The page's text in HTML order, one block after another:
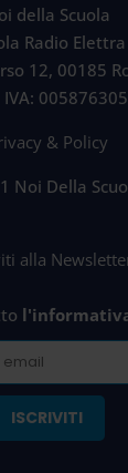
della Scuola
Radio Elettra
12, 00185
& Policy
Noi Della
alla